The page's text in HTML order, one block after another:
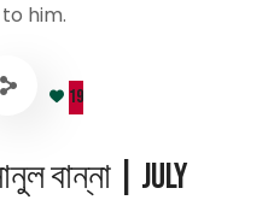
him.
19
বান্না | July